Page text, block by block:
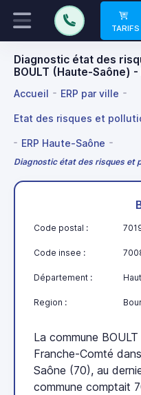
TARIFS
Diagnostic état des
BOULT (Haute-Saône) -
Accueil ERP par ville
Etat des risques et
ERP Haute-Saône
Diagnostic état des risques et
Code postal :
Code insee :
Département :
Region :
La commune
Franche-Comté
Saône (70), au
commune comptait